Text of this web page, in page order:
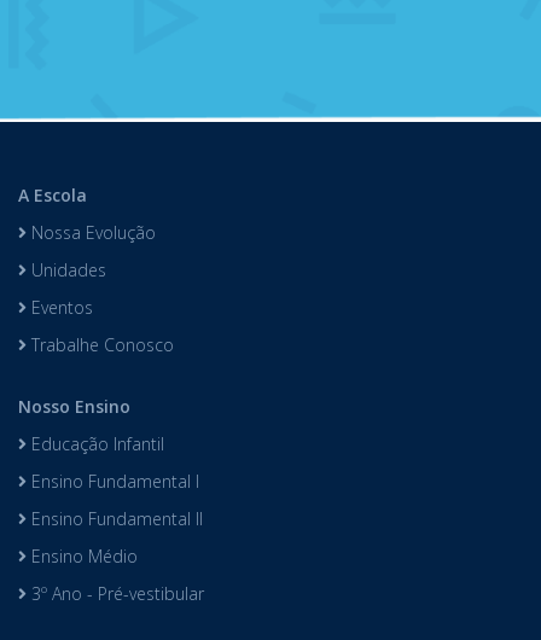
A Escola
Nossa Evolução
Unidades
Eventos
Trabalhe Conosco
Nosso Ensino
Educação Infantil
Ensino Fundamental I
Ensino Fundamental II
Ensino Médio
3º Ano - Pré-vestibular